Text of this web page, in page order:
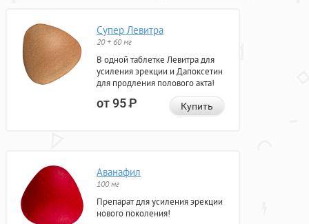
Супер Левитра
20 + 60 мг
В одной таблетке Левитра для
усиления эрекции и Дапоксетин
для продления полового акта!
от 95Р Купить
Аванафил
100 мг
Препарат для усиления эрекции
нового поколения!